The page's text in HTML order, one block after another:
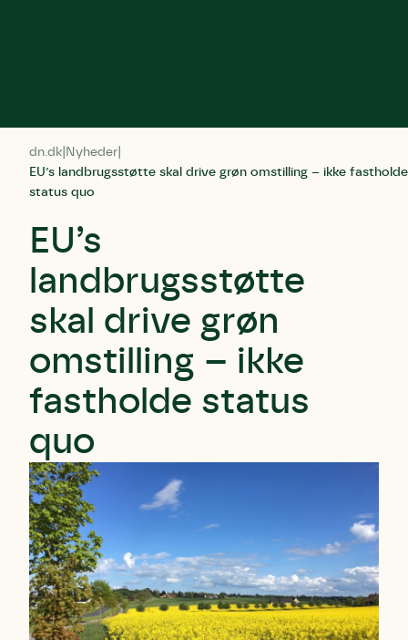
dn.dk Nyheder
EU’s landbrugsstøtte skal drive grøn omstilling – ikke fastholde
status quo
EU’s
landbrugsstøtte
skal drive grøn
omstilling – ikke
fastholde status
quo